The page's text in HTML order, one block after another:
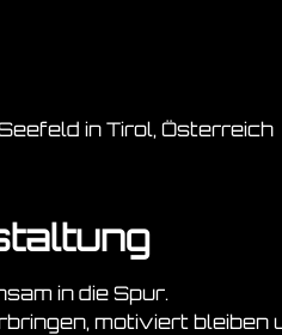
in Tirol, Österreich
in die Spur.
motiviert bleiben